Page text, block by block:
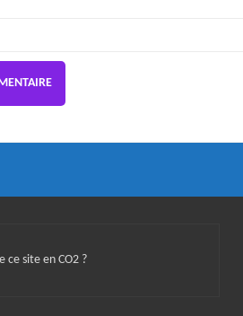
ce site en CO2 ?